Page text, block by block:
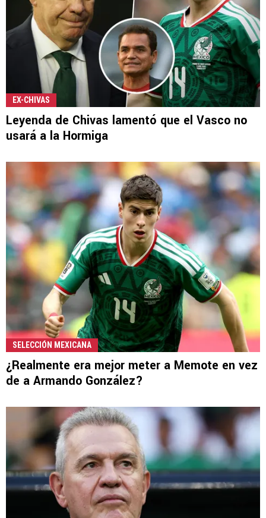
EX-CHIVAS
Leyenda de Chivas lamentó que el Vasco no
usará a la Hormiga
SELECCIÓN MEXICANA
¿Realmente era mejor meter a Memote en vez
de a Armando González?